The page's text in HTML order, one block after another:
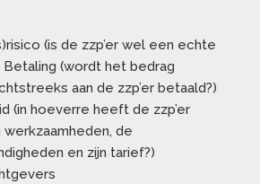
(is de zzp’er wel een echte
Betaling (wordt het bedrag
aan de zzp’er betaald?)
(in hoeverre heeft de zzp’er
de
en zijn tarief?)